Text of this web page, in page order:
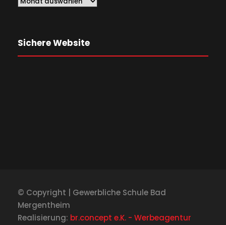
Sichere Website
© Copyright | Gewerbliche Schule Bad
Mergentheim
Realisierung: br.concept e.K. - Werbeagentur